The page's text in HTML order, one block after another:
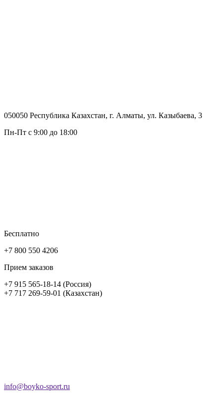
050050 Республика Казахстан, г. Алматы, ул. Казыбаева, 3
Пн-Пт с 9:00 до 18:00
Бесплатно
+7 800 550 4206
Прием заказов
+7 915 565-18-14 (Россия)
+7 717 269-59-01 (Казахстан)
info@boyko-sport.ru